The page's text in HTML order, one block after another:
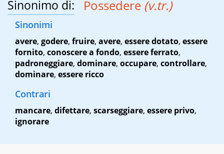
Sinonimo di: Possedere (v.tr.)
Sinonimi
avere, godere, fruire, avere, essere dotato, essere
fornito, conoscere a fondo, essere ferrato,
padroneggiare, dominare, occupare, controllare,
dominare, essere ricco
Contrari
mancare, difettare, scarseggiare, essere privo,
ignorare